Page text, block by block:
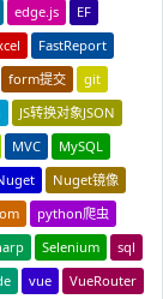
edge.js
EF
FastReport
form提交
git
JS转换对象JSON
MVC
MySQL
Nuget镜像
python爬虫
Selenium
sql
vue
VueRouter